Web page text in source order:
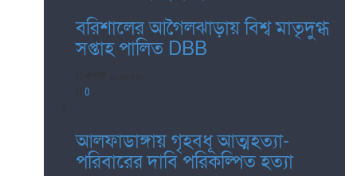
বরিশালের আগৈলঝাড়ায় বিশ্ব মাতৃদুগ্ধ
সপ্তাহ পালিত DBB
0
আলফাডাঙ্গায় গৃহবধূ আত্মহত্যা-
পরিবারের দাবি পরিকল্পিত হত্যা